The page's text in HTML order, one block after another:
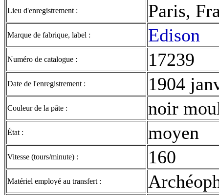
Lieu d'enregistrement : Paris,
Marque de fabrique, label : Edison
Numéro de catalogue : 17239
Date de l'enregistrement : 1904
Couleur de la pâte : noir
État : moyen
Vitesse (tours/minute) : 160
Matériel employé au transfert :